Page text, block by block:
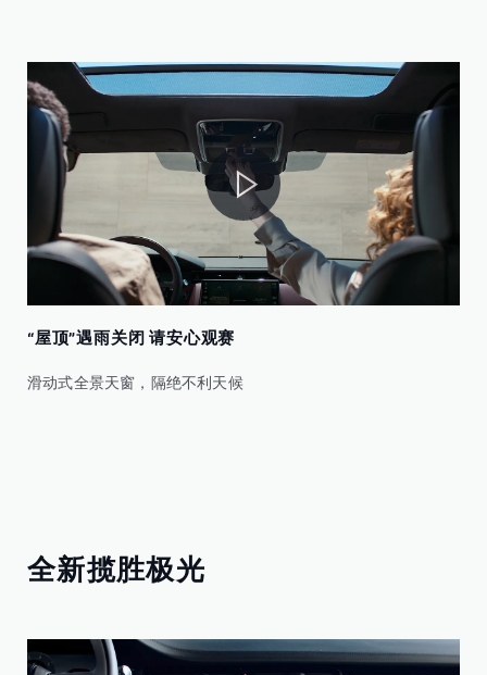
“屋顶”遇雨关闭 请安心观赛
滑动式全景天窗，隔绝不利天候
全新揽胜极光